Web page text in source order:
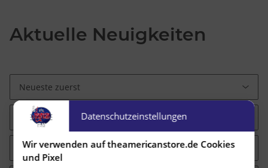
Aktuelle Neuigkeiten
Datenschutzeinstellungen
Wir verwenden auf theamericanstore.de Cookies
und Pixel